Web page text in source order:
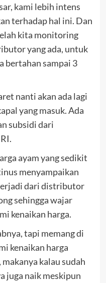
kami lebih intens
terhadap hal ini. Dan
kita monitoring
yang ada, untuk
bertahan sampai 3
nanti akan ada lagi
yang masuk. Ada
subsidi dari
ayam yang sedikit
menyampaikan
dari distributor
sehingga wajar
kenaikan harga.
tapi memang di
kenaikan harga
kalau sudah
juga naik meskipun